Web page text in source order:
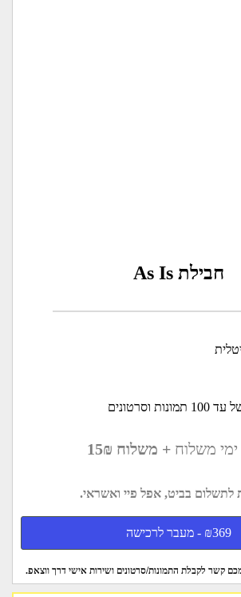
חבילת As Is
וסרטונים
+ משלוח 15₪
לתשלום בביט, אפל פיי ואשראי.
₪369 - מעבר לרכישה
קשר לקבלת התמונות/סרטונים ושירות אישי דרך ווצאפ.